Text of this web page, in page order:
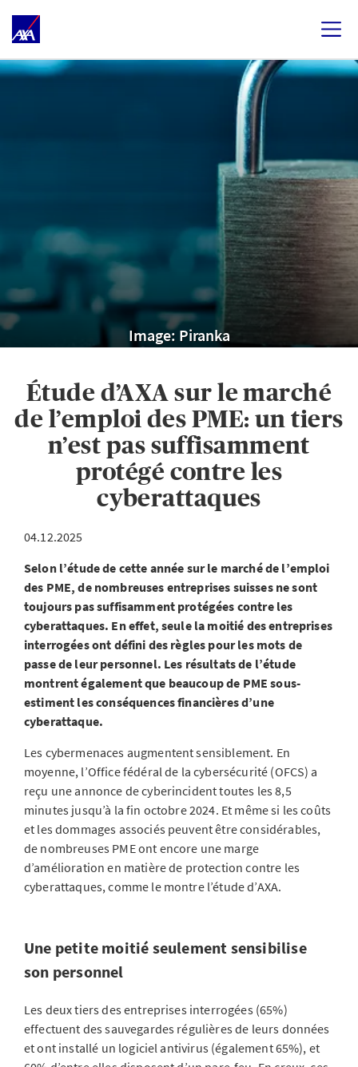
Image: Piranka
Étude d’AXA sur le marché
de l’emploi des PME: un tiers
n’est pas suffisamment
protégé contre les
cyberattaques
04.12.2025
Selon l’étude de cette année sur le marché de l’emploi
des PME, de nombreuses entreprises suisses ne sont
toujours pas suffisamment protégées contre les
cyberattaques. En effet, seule la moitié des entreprises
interrogées ont défini des règles pour les mots de
passe de leur personnel. Les résultats de l’étude
montrent également que beaucoup de PME sous-
estiment les conséquences financières d’une
cyberattaque.
Les cybermenaces augmentent sensiblement. En
moyenne, l’Office fédéral de la cybersécurité (OFCS) a
reçu une annonce de cyberincident toutes les 8,5
minutes jusqu’à la fin octobre 2024. Et même si les coûts
et les dommages associés peuvent être considérables,
de nombreuses PME ont encore une marge
d’amélioration en matière de protection contre les
cyberattaques, comme le montre l’étude d’AXA.
Une petite moitié seulement sensibilise
son personnel
Les deux tiers des entreprises interrogées (65%)
effectuent des sauvegardes régulières de leurs données
et ont installé un logiciel antivirus (également 65%), et